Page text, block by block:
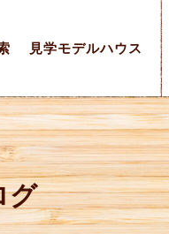
見学モデルハウス
グ